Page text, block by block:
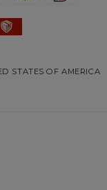
STATES OF AMERICA